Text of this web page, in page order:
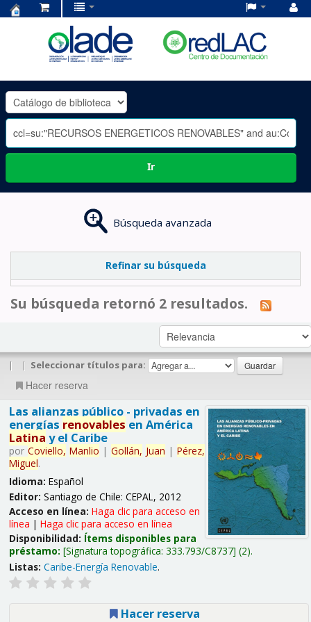
OLADE
-
Ir
Búsqueda avanzada
Refinar su búsqueda
Su búsqueda retornó 2 resultados.
| | Seleccionar títulos para:
Hacer reserva
Las alianzas público - privadas en
energías renovables en América
Latina y el Caribe
por Coviello, Manlio | Gollán, Juan | Pérez,
Miguel.
Idioma: Español
Editor: Santiago de Chile: CEPAL, 2012
Acceso en línea: Haga clic para acceso en
línea | Haga clic para acceso en línea
Disponibilidad: Ítems disponibles para
préstamo: Signatura topográfica: 333.793/C8737 (2).
Listas: Caribe-Energía Renovable.
Hacer reserva